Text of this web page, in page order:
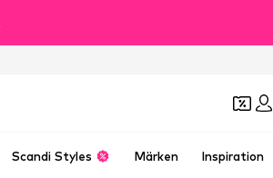
Scandi Styles Märken Inspiration